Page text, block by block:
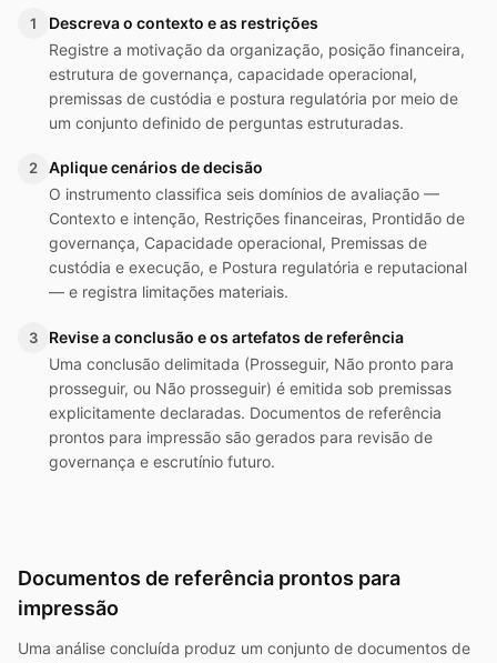
1
Descreva o contexto e as restrições
Registre a motivação da organização, posição financeira,
estrutura de governança, capacidade operacional,
premissas de custódia e postura regulatória por meio de
um conjunto definido de perguntas estruturadas.
2
Aplique cenários de decisão
O instrumento classifica seis domínios de avaliação —
Contexto e intenção, Restrições financeiras, Prontidão de
governança, Capacidade operacional, Premissas de
custódia e execução, e Postura regulatória e reputacional
— e registra limitações materiais.
3
Revise a conclusão e os artefatos de referência
Uma conclusão delimitada (Prosseguir, Não pronto para
prosseguir, ou Não prosseguir) é emitida sob premissas
explicitamente declaradas. Documentos de referência
prontos para impressão são gerados para revisão de
governança e escrutínio futuro.
Documentos de referência prontos para
impressão
Uma análise concluída produz um conjunto de documentos de